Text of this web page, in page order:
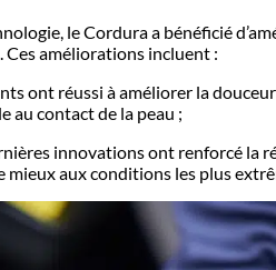
le Cordura a bénéficié
Ces améliorations incluent :
ont réussi à améliorer la
au contact de la peau ;
innovations ont renforcé la
aux conditions les plus